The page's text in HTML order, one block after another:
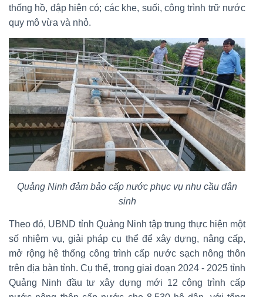
thống hồ, đập hiện có; các khe, suối, công trình trữ nước
quy mô vừa và nhỏ.
Quảng Ninh đảm bảo cấp nước phục vụ nhu cầu dân
sinh
Theo đó, UBND tỉnh Quảng Ninh tập trung thực hiện một
số nhiệm vụ, giải pháp cụ thể để xây dựng, nâng cấp,
mở rộng hệ thống công trình cấp nước sạch nông thôn
trên địa bàn tỉnh. Cụ thể, trong giai đoạn 2024 - 2025 tỉnh
Quảng Ninh đầu tư xây dựng mới 12 công trình cấp